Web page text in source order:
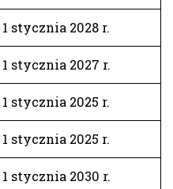
1 stycznia 2028 r.
1 stycznia 2027 r.
1 stycznia 2025 r.
1 stycznia 2025 r.
1 stycznia 2030 r.